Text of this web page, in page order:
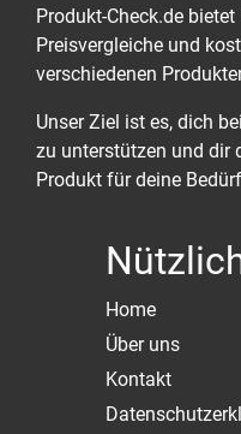
Produkt-Check.de
Preisvergleiche und
verschiedenen
Unser Ziel ist es, dich
zu unterstützen und dir
Produkt für deine
Home
Über uns
Kontakt